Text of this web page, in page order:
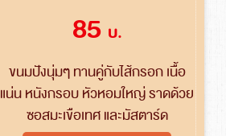
85 บ.
ขนมปังนุ่มๆ ทานคู่กับไส้กรอก เนื้อ
แน่น หนังกรอบ หัวหอมใหญ่ ราดด้วย
ซอสมะเขือเทศ และมัสตาร์ด